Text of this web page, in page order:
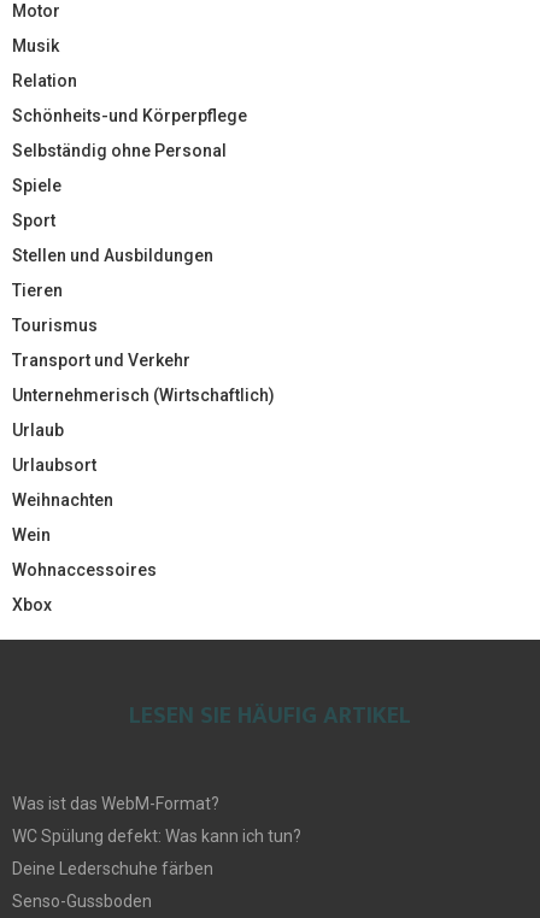
Motor
Musik
Relation
Schönheits-und Körperpflege
Selbständig ohne Personal
Spiele
Sport
Stellen und Ausbildungen
Tieren
Tourismus
Transport und Verkehr
Unternehmerisch (Wirtschaftlich)
Urlaub
Urlaubsort
Weihnachten
Wein
Wohnaccessoires
Xbox
LESEN SIE HÄUFIG ARTIKEL
Was ist das WebM-Format?
WC Spülung defekt: Was kann ich tun?
Deine Lederschuhe färben
Senso-Gussboden